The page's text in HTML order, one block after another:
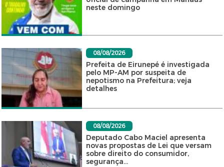
neste domingo
08/08/2026
Prefeita de Eirunepé é investigada
pelo MP-AM por suspeita de
nepotismo na Prefeitura; veja
detalhes
08/08/2026
Deputado Cabo Maciel apresenta
novas propostas de Lei que versam
sobre direito do consumidor,
segurança...